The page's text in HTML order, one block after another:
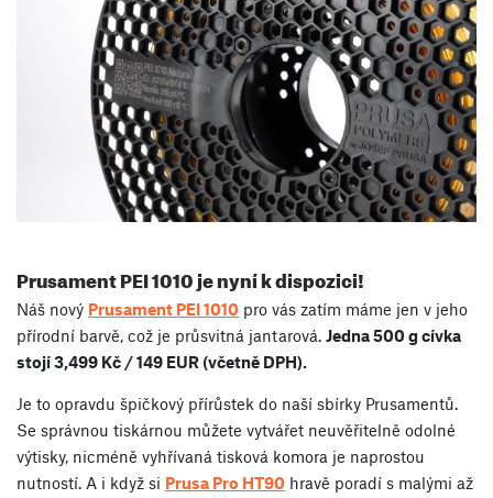
Prusament PEI 1010 je nyní k dispozici!
Náš nový Prusament PEI 1010 pro vás zatím máme jen v jeho
přírodní barvě, což je průsvitná jantarová. Jedna 500 g cívka
stojí 3,499 Kč / 149 EUR (včetně DPH).
Je to opravdu špičkový přírůstek do naší sbírky Prusamentů.
Se správnou tiskárnou můžete vytvářet neuvěřitelně odolné
výtisky, nicméně vyhřívaná tisková komora je naprostou
nutností. A i když si Prusa Pro HT90 hravě poradí s malými až